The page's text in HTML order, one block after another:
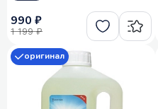
990 ₽
1 199 ₽
оригинал